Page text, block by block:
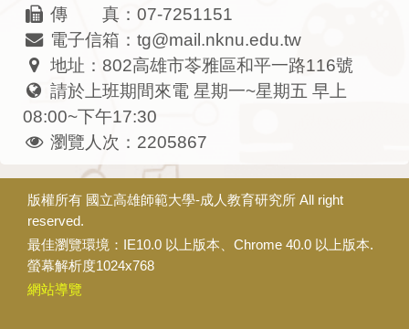
傳 真：07-7251151
電子信箱：tg@mail.nknu.edu.tw
地址：802高雄市苓雅區和平一路116號
請於上班期間來電 星期一~星期五 早上
08:00~下午17:30
瀏覽人次：2205867
版權所有 國立高雄師範大學-成人教育研究所 All right
reserved.
最佳瀏覽環境：IE10.0 以上版本、Chrome 40.0 以上版本.
螢幕解析度1024x768
網站導覽